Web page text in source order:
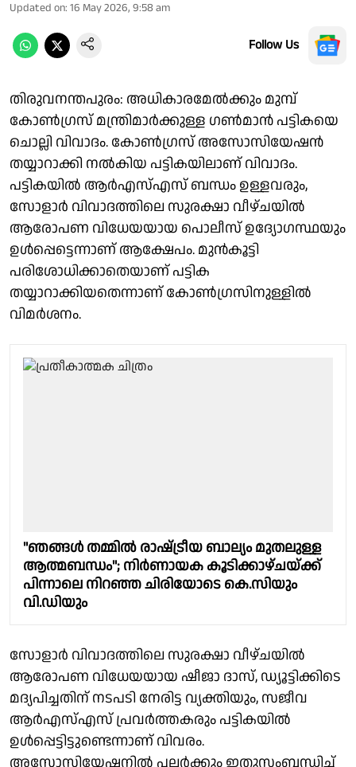
Updated on: 16 May 2026, 9:58 am
Follow Us
തിരുവനന്തപുരം: അധികാരമേൽക്കും മുമ്പ്
കോൺഗ്രസ് മന്ത്രിമാർക്കുള്ള ഗൺമാൻ പട്ടികയെ
ചൊല്ലി വിവാദം. കോൺഗ്രസ് അസോസിയേഷൻ
തയ്യാറാക്കി നൽകിയ പട്ടികയിലാണ് വിവാദം.
പട്ടികയിൽ ആർഎസ്എസ് ബന്ധം ഉള്ളവരും,
സോളാർ വിവാദത്തിലെ സുരക്ഷാ വീഴ്ചയിൽ
ആരോപണ വിധേയയായ പൊലീസ് ഉദ്യോഗസ്ഥയും
ഉൾപ്പെട്ടെന്നാണ് ആക്ഷേപം. മുൻകൂട്ടി
പരിശോധിക്കാതെയാണ് പട്ടിക
തയ്യാറാക്കിയതെന്നാണ് കോൺഗ്രസിനുള്ളിൽ
വിമർശനം.
"ഞങ്ങൾ തമ്മിൽ രാഷ്‌ട്രീയ ബാല്യം മുതലുള്ള
ആത്മബന്ധം"; നിർണായക കൂടിക്കാഴ്ചയ്ക്ക്
പിന്നാലെ നിറഞ്ഞ ചിരിയോടെ കെ.സിയും
വി.ഡിയും
സോളാർ വിവാദത്തിലെ സുരക്ഷാ വീഴ്ചയിൽ
ആരോപണ വിധേയയായ ഷീജാ ദാസ്, ഡ്യൂട്ടിക്കിടെ
മദ്യപിച്ചതിന് നടപടി നേരിട്ട വ്യക്തിയും, സജീവ
ആർഎസ്എസ് പ്രവർത്തകരും പട്ടികയിൽ
ഉൾപ്പെട്ടിട്ടുണ്ടെന്നാണ് വിവരം.
അസോസിയേഷനിൽ പലർക്കും ഇതുസംബന്ധിച്ച്